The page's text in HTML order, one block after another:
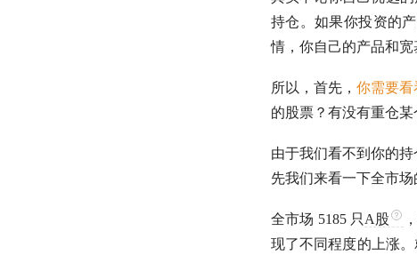
持仓。如果你投资的
情，你自己的产品和宽
所以，首先， 你需要看
的股票？有没有重仓
由于我们看不到你的
先我们来看一下全市场
全市场 5185 只 A股
现了不同程度的上涨。